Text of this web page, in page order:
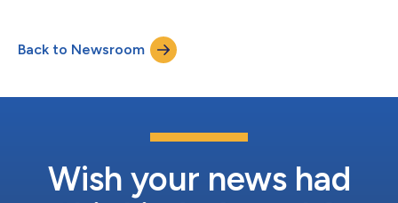
der koreanischen Niederlassung von Starr ernannt. Er verfügt
über mehr als 30 Jahre Erfahrung im Versicherungswesen bei
Maklern und Versicherern...
Back to Newsroom
Wish your news had